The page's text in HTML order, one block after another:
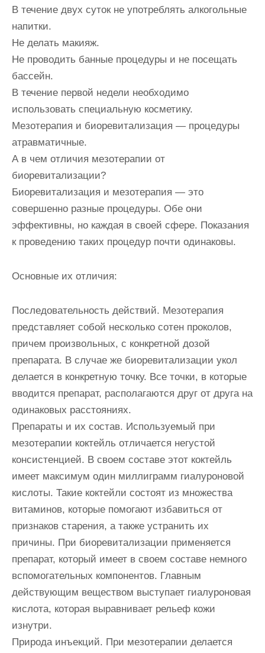
В течение двух суток не употреблять алкогольные
напитки.
Не делать макияж.
Не проводить банные процедуры и не посещать
бассейн.
В течение первой недели необходимо
использовать специальную косметику.
Мезотерапия и биоревитализация — процедуры
атравматичные.
А в чем отличия мезотерапии от
биоревитализации?
Биоревитализация и мезотерапия — это
совершенно разные процедуры. Обе они
эффективны, но каждая в своей сфере. Показания
к проведению таких процедур почти одинаковы.
Основные их отличия:
Последовательность действий. Мезотерапия
представляет собой несколько сотен проколов,
причем произвольных, с конкретной дозой
препарата. В случае же биоревитализации укол
делается в конкретную точку. Все точки, в которые
вводится препарат, располагаются друг от друга на
одинаковых расстояниях.
Препараты и их состав. Используемый при
мезотерапии коктейль отличается негустой
консистенцией. В своем составе этот коктейль
имеет максимум один миллиграмм гиалуроновой
кислоты. Такие коктейли состоят из множества
витаминов, которые помогают избавиться от
признаков старения, а также устранить их
причины. При биоревитализации применяется
препарат, который имеет в своем составе немного
вспомогательных компонентов. Главным
действующим веществом выступает гиалуроновая
кислота, которая выравнивает рельеф кожи
изнутри.
Природа инъекций. При мезотерапии делается